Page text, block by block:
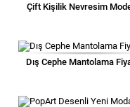
Çift Kişilik Nevresim
Dış Cephe Mantolama